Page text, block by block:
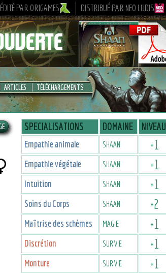
ÉDITÉ PAR ORIGAMES DISTRIBUÉ PAR NEO LUDIS
ARTICLES TÉLÉCHARGEMENTS
SPECIALISATIONS DOMAINE NIVEAU
Empathie animale SHAAN +1
Empathie végétale SHAAN +1
Intuition SHAAN +1
Soins du Corps SHAAN +2
Maîtrise des schèmes MAGIE +1
Discrétion SURVIE +1
Monture SURVIE +1